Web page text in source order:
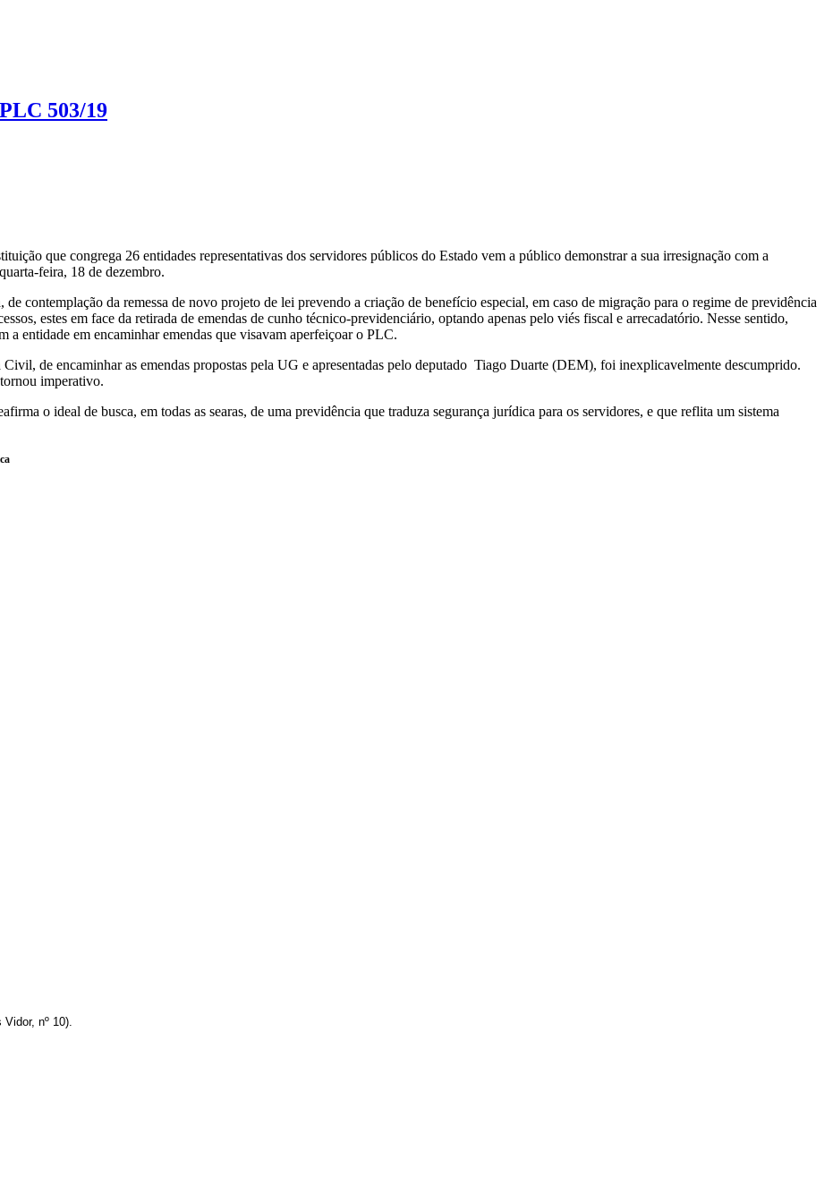
503/19
que congrega 26 entidades representativas dos servidores públicos do Estado vem a público demonstrar a sua irresignação com a
feira, 18 de dezembro.
contemplação da remessa de novo projeto de lei prevendo a criação de benefício especial, em caso de migração para o regime de previdência
estes em face da retirada de emendas de cunho técnico-previdenciário, optando apenas pelo viés fiscal e arrecadatório. Nesse sentido,
a entidade em encaminhar emendas que visavam aperfeiçoar o PLC.
de encaminhar as emendas propostas pela UG e apresentadas pelo deputado Tiago Duarte (DEM), foi inexplicavelmente descumprido.
imperativo.
o ideal de busca, em todas as searas, de uma previdência que traduza segurança jurídica para os servidores, e que reflita um sistema
nº 10).